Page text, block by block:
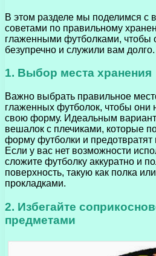
В этом разделе мы поделимся с
советами по правильному
глаженными футболками, чтобы
безупречно и служили вам долго.
1. Выбор места хранения
Важно выбрать правильное
глаженных футболок, чтобы они
свою форму. Идеальным
вешалок с плечиками, которые
форму футболки и предотвратят
Если у вас нет возможности
сложите футболку аккуратно и
поверхность, такую как полка
прокладками.
2. Избегайте
предметами